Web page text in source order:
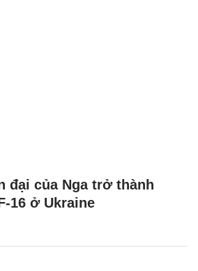
đại của Nga trở thành
16 ở Ukraine